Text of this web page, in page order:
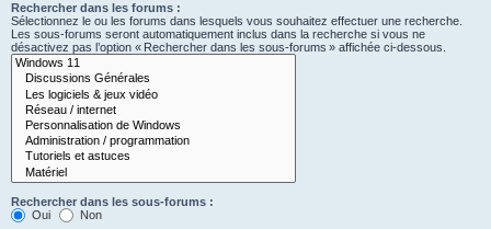
Rechercher dans les forums :
Sélectionnez le ou les forums dans lesquels vous souhaitez effectuer une recherche.
Les sous-forums seront automatiquement inclus dans la recherche si vous ne
désactivez pas l’option « Rechercher dans les sous-forums » affichée ci-dessous.
Rechercher dans les sous-forums :
Oui
Non